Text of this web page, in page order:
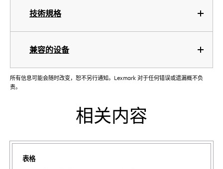
技術規格
兼容的设备
所有信息可能会随时改变，恕不另行通知。Lexmark 对于任何错误或遗漏概不负
责。
相关内容
表格